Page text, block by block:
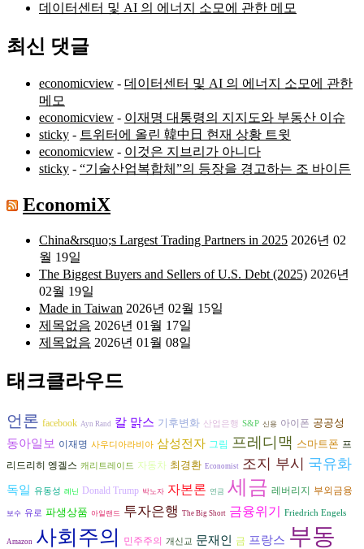
데이터센터 및 AI 의 에너지 소모에 관한 메모
최신 댓글
economicview - 데이터센터 및 AI 의 에너지 소모에 관한
메모
economicview - 이재명 대통령의 지지도와 부동산 이슈
sticky - 트위터에 올린 韓中日 현재 상황 트윗
economicview - 이것은 지브리가 아니다
sticky - “기술산업복합체”의 등장을 경고하는 조 바이든
EconomiX
China&rsquo;s Largest Trading Partners in 2025 2026년 02
월 19일
The Biggest Buyers and Sellers of U.S. Debt (2025) 2026년
02월 19일
Made in Taiwan 2026년 02월 15일
제목없음 2026년 01월 17일
제목없음 2026년 01월 08일
태크클라우드
언론 facebook Ayn Rand 칼 맑스 기후변화 산업은행 S&P 신용 아이폰 공공성
동아일보 이재명 사우디아라비아 삼성전자 그림 프레디맥 스마트폰 프
리드리히 엥겔스 캐리트레이드 자동차 최경환 Economist 조지 부시 국유화
독일 유동성 레닌 Donald Trump 박노자 자본론 연금 세금 레버리지 부외금융
보수 유로 파생상품 아일랜드 투자은행 The Big Short 금융위기 Friedrich Engels
Amazon 사회주의 민주주의 개신교 문재인 금 프랑스 부동